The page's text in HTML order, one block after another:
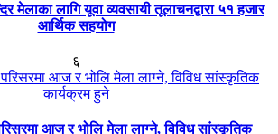
मेलाका लागि यूवा व्यवसायी तूलाचनद्वारा ५१ हजार
आर्थिक सहयोग
६
आज र भोलि मेला लाग्ने, विविध सांस्कृतिक